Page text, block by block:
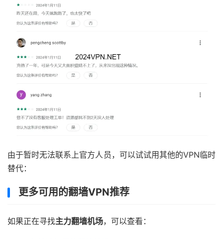
由于暂时无法联系上官方人员，可以试试用其他的VPN临时
替代：
更多可用的翻墙VPN推荐
如果正在寻找主力翻墙机场，可以查看：